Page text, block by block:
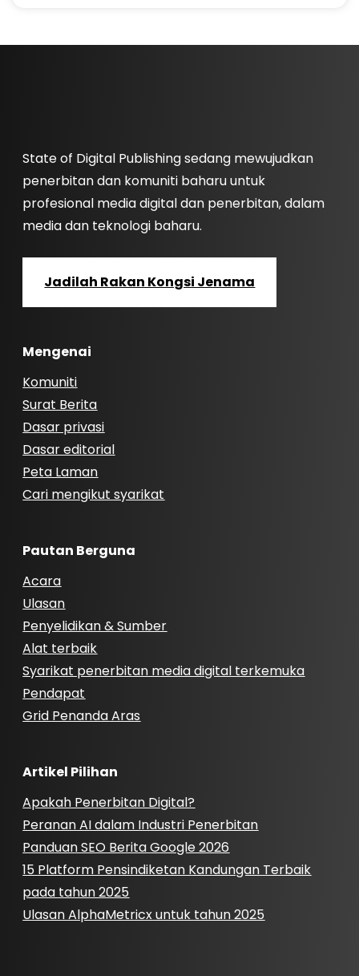
State of Digital Publishing sedang mewujudkan
penerbitan dan komuniti baharu untuk
profesional media digital dan penerbitan, dalam
media dan teknologi baharu.
Jadilah Rakan Kongsi Jenama
Mengenai
Komuniti
Surat Berita
Dasar privasi
Dasar editorial
Peta Laman
Cari mengikut syarikat
Pautan Berguna
Acara
Ulasan
Penyelidikan & Sumber
Alat terbaik
Syarikat penerbitan media digital terkemuka
Pendapat
Grid Penanda Aras
Artikel Pilihan
Apakah Penerbitan Digital?
Peranan AI dalam Industri Penerbitan
Panduan SEO Berita Google 2026
15 Platform Pensindiketan Kandungan Terbaik
pada tahun 2025
Ulasan AlphaMetricx untuk tahun 2025